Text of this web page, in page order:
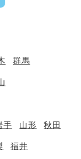
群馬
手 山形 秋田
福井